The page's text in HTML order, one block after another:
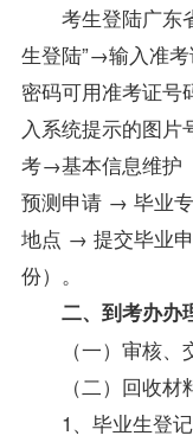
考生登陆广东
生登陆”→输入准
密码可用准考证
入系统提示的图
考→基本信息维护
预测申请 → 毕业
地点 → 提交毕业
份）。
二、到考办办
（一）审核、交
（二）回收材料
1、 毕业生登